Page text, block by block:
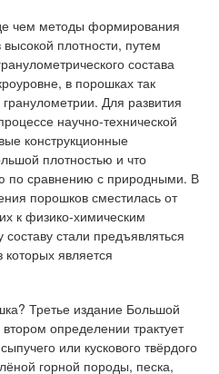
чем методы формирования
плотности, путем
состава
в порошках так
Для развития
научно-технической
конструкционные
плотностью и что
по сравнению с природными. В
порошков сместилась от
к физико-химическим
стали предъявляться
является
Третье издание Большой
определении трактует
или кускового твёрдого
горной породы, песка,